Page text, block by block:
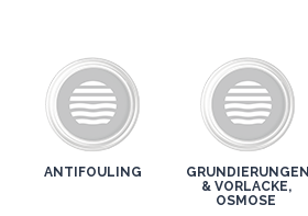
ANTIFOULING
GRUNDIERUNGEN
& VORLACKE,
OSMOSE